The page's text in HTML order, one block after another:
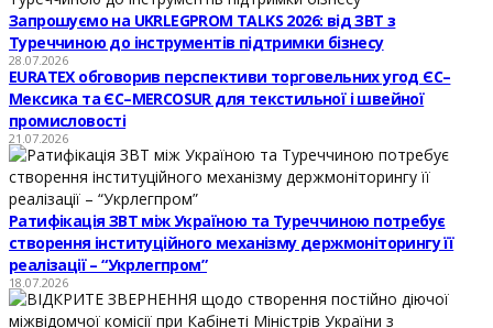
Запрошуємо на UKRLEGPROM TALKS 2026: від ЗВТ з
Туреччиною до інструментів підтримки бізнесу
28.07.2026
EURATEX обговорив перспективи торговельних угод ЄС–
Мексика та ЄС–MERCOSUR для текстильної і швейної
промисловості
21.07.2026
Ратифікація ЗВТ між Україною та Туреччиною потребує
створення інституційного механізму держмоніторингу її
реалізації – “Укрлегпром”
18.07.2026